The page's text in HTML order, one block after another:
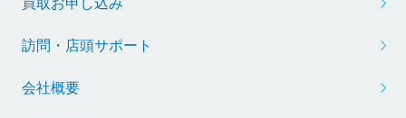
買取お申し込み
訪問・店頭サポート
会社概要